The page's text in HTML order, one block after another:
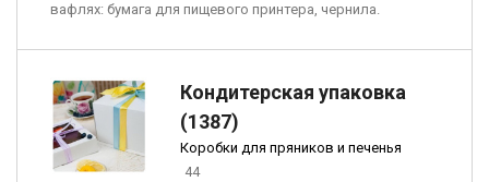
вафлях: бумага для пищевого принтера, чернила.
Кондитерская упаковка
(1387)
Коробки для пряников и печенья
44